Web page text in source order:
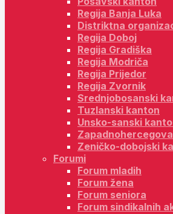
Regija Banja Luka
Distriktna
Regija Doboj
Regija Gradiška
Regija Modriča
Regija Prijedor
Regija Zvornik
Srednjobosanski
Tuzlanski kanton
Unsko-sanski
Zeničko-dobojski
Forumi
Forum mladih
Forum žena
Forum seniora
Forum sindikalnih